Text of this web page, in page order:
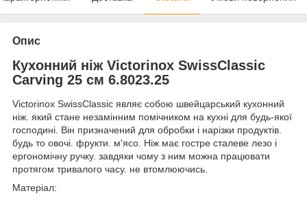
Опис
Кухонний ніж Victorinox SwissClassic
Carving 25 см 6.8023.25
Victorinox SwissClassic являє собою швейцарський кухонний
ніж. який стане незамінним помічником на кухні для будь-якої
господині. Він призначений для обробки і нарізки продуктів.
будь то овочі. фрукти. м'ясо. Ніж має гостре сталеве лезо і
ергономічну ручку. завдяки чому з ним можна працювати
протягом тривалого часу. не втомлюючись.
Матеріал: